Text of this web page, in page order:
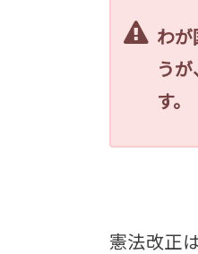
わが
う
す。
憲法改正